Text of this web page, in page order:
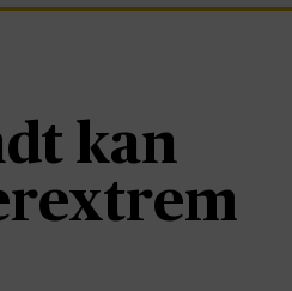
kan